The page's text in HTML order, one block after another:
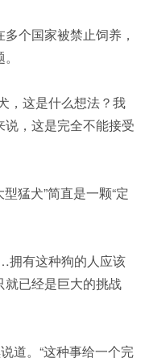
个国家被禁止饲养，
，这是什么想法？我
，这是完全不能接受
猛犬”简直是一颗“定
拥有这种狗的人应该
已经是巨大的挑战
道。“这种事给一个完